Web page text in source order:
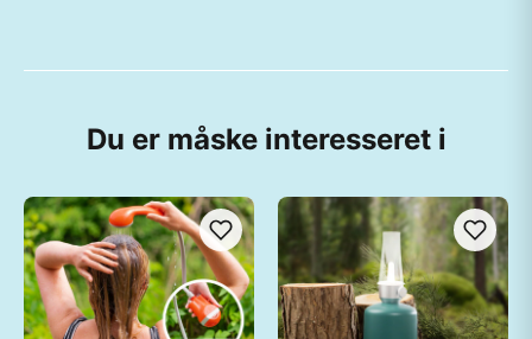
Du er måske interesseret i